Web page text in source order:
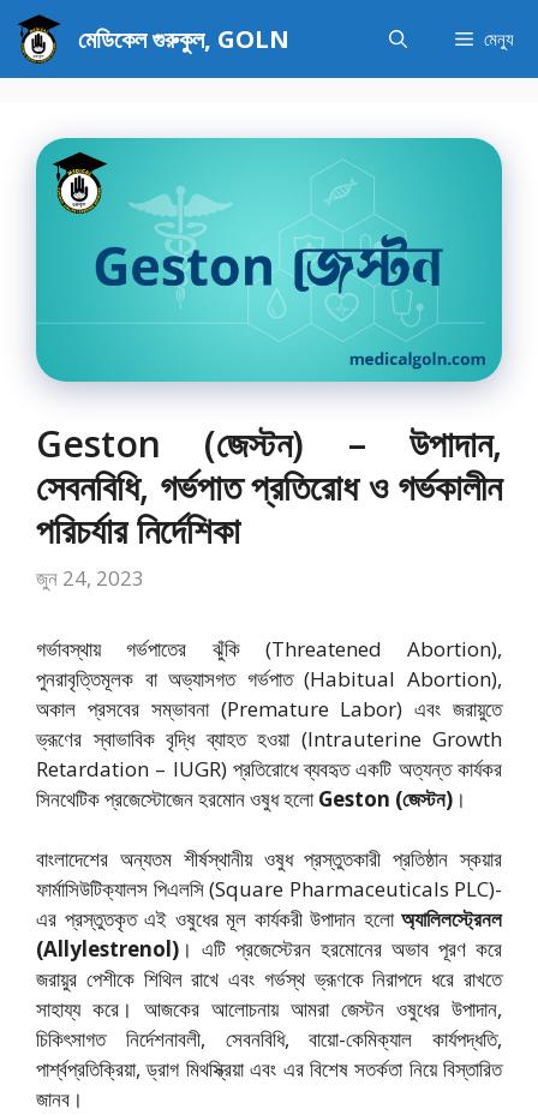
এড়িেয়
লেখায়
যান
মেডিকেল গুরুকুল, GOLN মেন্যু
Geston (জেস্টন) – উপাদান,
সেবনবিধি, গর্ভপাত প্রতিরোধ ও গর্ভকালীন
পরিচর্যার নির্দেশিকা
জুন 24, 2023
গর্ভাবস্থায় গর্ভপাতের ঝুঁকি (Threatened Abortion),
পুনরাবৃত্তিমূলক বা অভ্যাসগত গর্ভপাত (Habitual Abortion),
অকাল প্রসবের সম্ভাবনা (Premature Labor) এবং জরায়ুতে
ভ্রূণের স্বাভাবিক বৃদ্ধি ব্যাহত হওয়া (Intrauterine Growth
Retardation – IUGR) প্রতিরোধে ব্যবহৃত একটি অত্যন্ত কার্যকর
সিনথেটিক প্রজেস্টোজেন হরমোন ওষুধ হলোGeston (জেস্টন) ।
বাংলাদেশের অন্যতম শীর্ষস্থানীয় ওষুধ প্রস্তুতকারী প্রতিষ্ঠান স্কয়ার
ফার্মাসিউটিক্যালস পিএলসি (Square Pharmaceuticals PLC)-
এর প্রস্তুতকৃত এই ওষুধের মূল কার্যকরী উপাদান হলো অ্যালিলস্ট্রেনল
(Allylestrenol) । এটি প্রজেস্টেরন হরমোনের অভাব পূরণ করে
জরায়ুর পেশীকে শিথিল রাখে এবং গর্ভস্থ ভ্রূণকে নিরাপদে ধরে রাখতে
সাহায্য করে। আজকের আলোচনায় আমরা জেস্টন ওষুধের উপাদান,
চিকিৎসাগত নির্দেশনাবলী, সেবনবিধি, বায়ো-কেমিক্যাল কার্যপদ্ধতি,
পার্শ্বপ্রতিক্রিয়া, ড্রাগ মিথস্ক্রিয়া এবং এর বিশেষ সতর্কতা নিয়ে বিস্তারিত
জানব।